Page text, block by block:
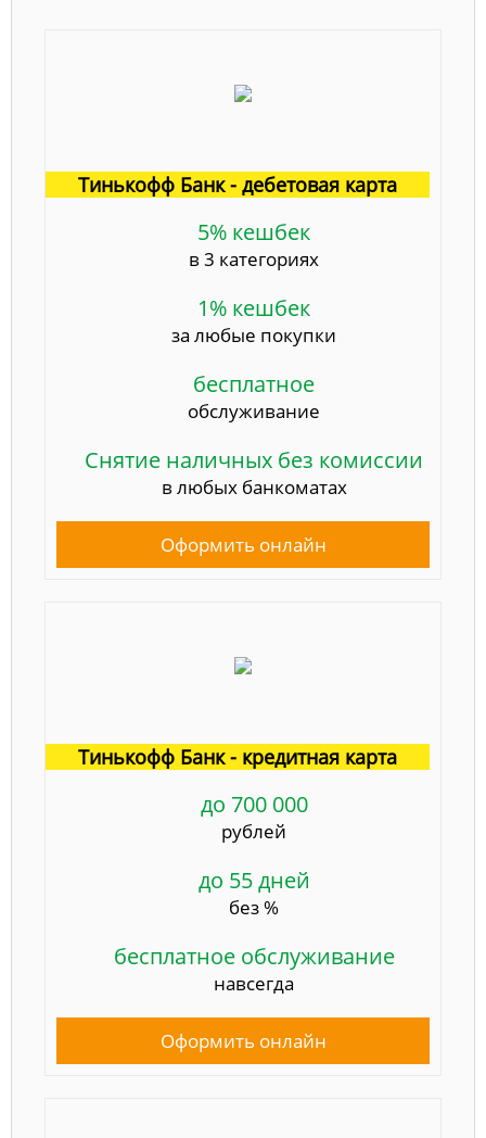
Тинькофф Банк - дебетовая карта
5% кешбек
в 3 категориях
1% кешбек
за любые покупки
бесплатное
обслуживание
Снятие наличных без комиссии
в любых банкоматах
Оформить онлайн
Тинькофф Банк - кредитная карта
до 700 000
рублей
до 55 дней
без %
бесплатное обслуживание
навсегда
Оформить онлайн